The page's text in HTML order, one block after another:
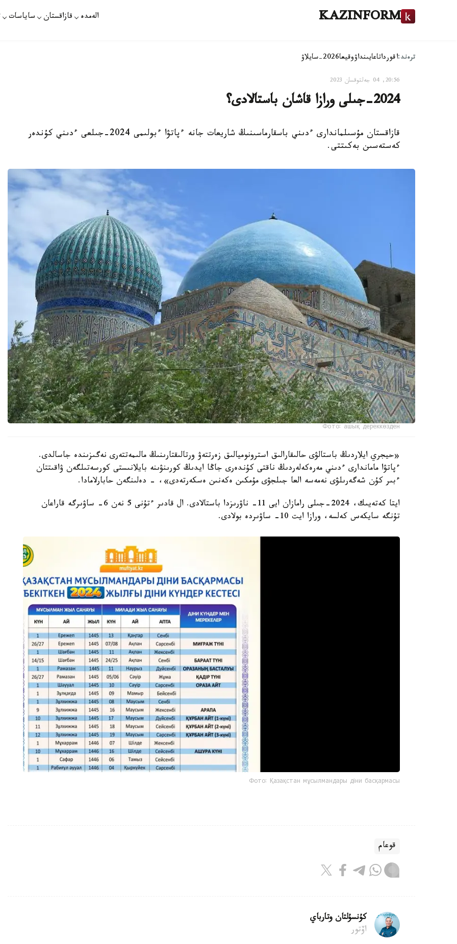
KAZINFORM الەمدە قازاقستان ساياسات
ترەند:اقورداتاعايىنداۋوقيعا2026-سايلاۋ
20:56, 04 جەلتوقسان 2023
2024-جىلى ورازا قاشان باستالادى؟
قازاقستان مۇسىلماندارى ءدىني باسقارماسىنىڭ شاريعات جانە ءپاتۋا ءبولىمى 2024-جىلعى ءدىني كۇندەر
كەستەسىن بەكىتتى.
Фото: ашық дереккөзден
«حيجري ايلاردىڭ باستالۋى حالىقارالىق استرونوميالىق زەرتتەۋ ورتالىقتارىنىڭ مالىمەتتەرى نەگىزىندە جاسالدى.
ءپاتۋا ماماندارى ءدىني مەرەكەلەردىڭ ناقتى كۇندەرى جاڭا ايدىڭ كورىنۋىنە بايلانىستى كورسەتىلگەن ۋاقىتتان
ءبىر كۇن شەگەرىلۋى نەمەسە العا جىلجۋى مۇمكىن ەكەنىن ەسكەرتەدى»، - دەلىنگەن حابارلامادا.
ايتا كەتەيىك، 2024-جىلى رامازان ايى 11- ناۋرىزدا باستالادى. ال قادىر ءتۇنى 5 نەن 6- ساۋىرگە قاراعان
تۇنگە سايكەس كەلسە، ورازا ايت 10- ساۋىردە بولادى.
Фото: Қазақстан мұсылмандары діни басқармасы
قوعام
كۇنسۇلتان وتارباي
اۆتور